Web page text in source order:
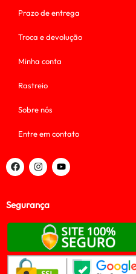
Prazo de entrega
Troca e devolução
Minha conta
Rastreio
Sobre nós
Entre em contato
Segurança